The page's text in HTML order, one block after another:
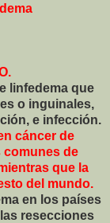
linfedema que
o inguinales,
e infección.
cáncer de
comunes de
que la
del mundo.
en los países
resecciones